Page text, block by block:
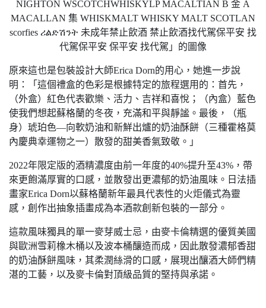
原來這也是包裝設計大師Erica Dorn的用心，她進一步說
明：「這個禮盒的色彩是根據特定的旅程選用的：首先，
（外盒）紅色代表歡樂、活力、吉祥和喜悅；（內盒）藍色
使我們想起蘇格蘭的冬夜，充滿和平與靜謐。最後，（瓶
身）琥珀色—向軟奶油和新鮮出爐的奶油酥餅（三種霍格莫
內慶典幸運物之一）散發的甜美香氣致敬。」
2022年限定版的酒精濃度由前一年度的40%提升至43%，帶
來更飽滿厚實的口感，並散發出更濃郁的奶油風味。日法插
畫家Erica Dorn以蘇格蘭新年最具代表性的火炬儀式為靈
感，創作出抽象插畫成為本酒款創新包裝的一部分。
這款風味獨具的單一麥芽威士忌，由麥卡倫精選的優質美國
與歐洲雪莉橡木桶以及波本桶釀造而成，因此散發濃郁香甜
的奶油酥餅風味，其柔潤絲滑的口感，展現出釀酒大師們精
湛的工藝，以及麥卡倫對頂級品質的堅持與承諾。